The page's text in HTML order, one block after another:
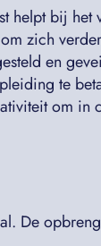
helpt bij het
zich
en
te
om in
De